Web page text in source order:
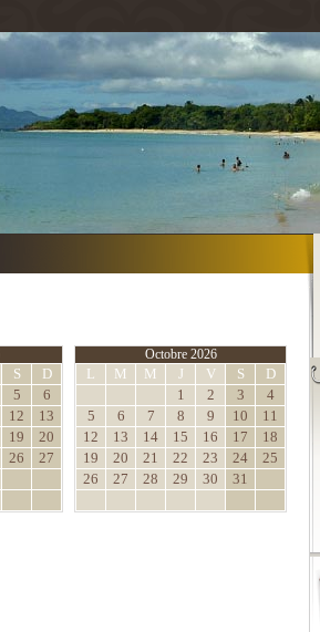
S
D
5
6
12
13
19
20
26
27
Octobre 2026
L M M J V S
D
1
2 3
4
5
6 7 8 9 10
11
12
13 14 15 16 17
18
19
20 21 22 23 24
25
26
27 28 29 30 31